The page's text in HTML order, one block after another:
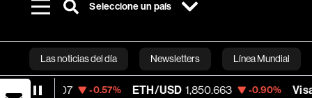
Seleccione un país
Las noticias del día Newsletters Línea Mundial
Bloomberg
ETH/USD 1,850.663 -0.90% Visa 365.67 -